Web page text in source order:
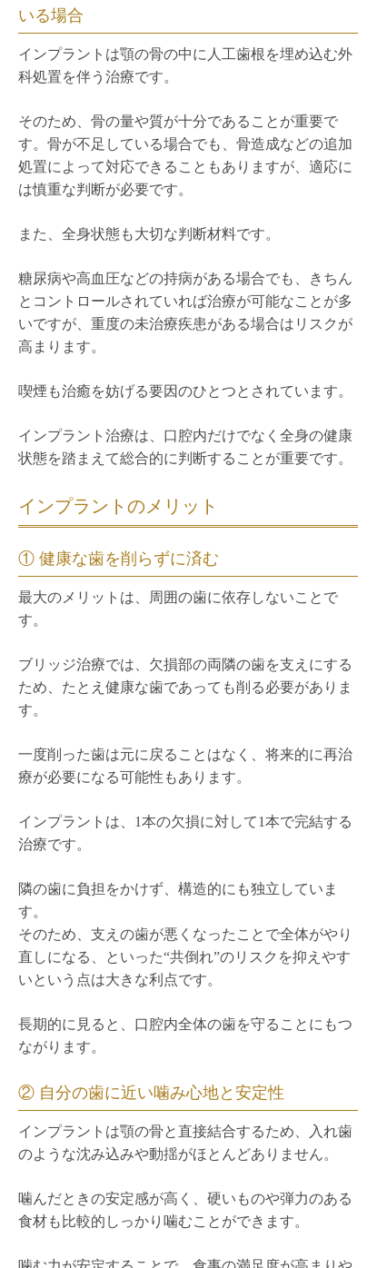
いる場合
インプラントは顎の骨の中に人工歯根を埋め込む外
科処置を伴う治療です。
そのため、骨の量や質が十分であることが重要で
す。骨が不足している場合でも、骨造成などの追加
処置によって対応できることもありますが、適応に
は慎重な判断が必要です。
また、全身状態も大切な判断材料です。
糖尿病や高血圧などの持病がある場合でも、きちん
とコントロールされていれば治療が可能なことが多
いですが、重度の未治療疾患がある場合はリスクが
高まります。
喫煙も治癒を妨げる要因のひとつとされています。
インプラント治療は、口腔内だけでなく全身の健康
状態を踏まえて総合的に判断することが重要です。
インプラントのメリット
① 健康な歯を削らずに済む
最大のメリットは、周囲の歯に依存しないことで
す。
ブリッジ治療では、欠損部の両隣の歯を支えにする
ため、たとえ健康な歯であっても削る必要がありま
す。
一度削った歯は元に戻ることはなく、将来的に再治
療が必要になる可能性もあります。
インプラントは、1本の欠損に対して1本で完結する
治療です。
隣の歯に負担をかけず、構造的にも独立していま
す。
そのため、支えの歯が悪くなったことで全体がやり
直しになる、といった“共倒れ”のリスクを抑えやす
いという点は大きな利点です。
長期的に見ると、口腔内全体の歯を守ることにもつ
ながります。
② 自分の歯に近い噛み心地と安定性
インプラントは顎の骨と直接結合するため、入れ歯
のような沈み込みや動揺がほとんどありません。
噛んだときの安定感が高く、硬いものや弾力のある
食材も比較的しっかり噛むことができます。